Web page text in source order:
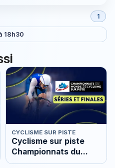
1
18h30
CYCLISME SUR PISTE
Cyclisme sur piste
Championnats du
monde